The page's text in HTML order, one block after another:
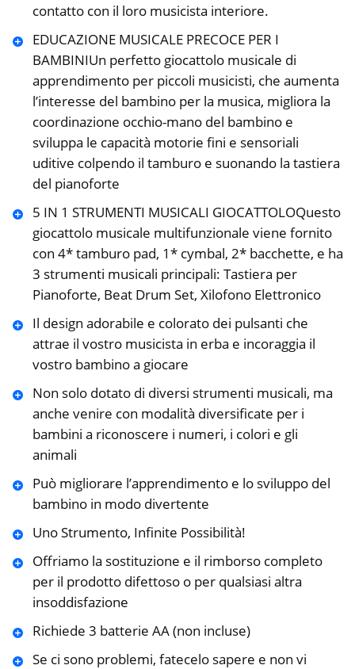
contatto con il loro musicista interiore.
EDUCAZIONE MUSICALE PRECOCE PER I
BAMBINIUn perfetto giocattolo musicale di
apprendimento per piccoli musicisti, che aumenta
l’interesse del bambino per la musica, migliora la
coordinazione occhio-mano del bambino e
sviluppa le capacità motorie fini e sensoriali
uditive colpendo il tamburo e suonando la tastiera
del pianoforte
5 IN 1 STRUMENTI MUSICALI GIOCATTOLOQuesto
giocattolo musicale multifunzionale viene fornito
con 4* tamburo pad, 1* cymbal, 2* bacchette, e ha
3 strumenti musicali principali: Tastiera per
Pianoforte, Beat Drum Set, Xilofono Elettronico
Il design adorabile e colorato dei pulsanti che
attrae il vostro musicista in erba e incoraggia il
vostro bambino a giocare
Non solo dotato di diversi strumenti musicali, ma
anche venire con modalità diversificate per i
bambini a riconoscere i numeri, i colori e gli
animali
Può migliorare l’apprendimento e lo sviluppo del
bambino in modo divertente
Uno Strumento, Infinite Possibilità!
Offriamo la sostituzione e il rimborso completo
per il prodotto difettoso o per qualsiasi altra
insoddisfazione
Richiede 3 batterie AA (non incluse)
Se ci sono problemi, fatecelo sapere e non vi